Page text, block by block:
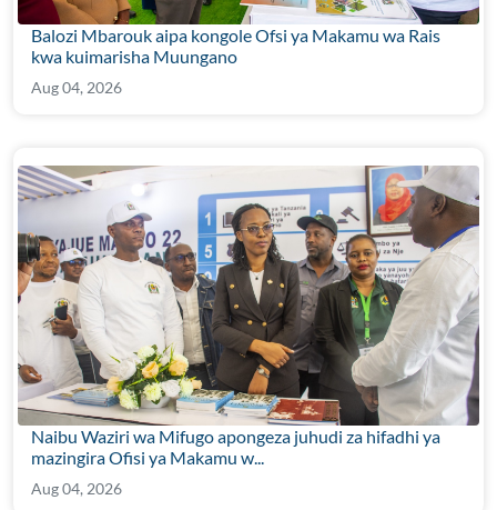
Balozi Mbarouk aipa kongole Ofsi ya Makamu wa Rais
kwa kuimarisha Muungano
Aug 04, 2026
Naibu Waziri wa Mifugo apongeza juhudi za hifadhi ya
mazingira Ofisi ya Makamu w...
Aug 04, 2026